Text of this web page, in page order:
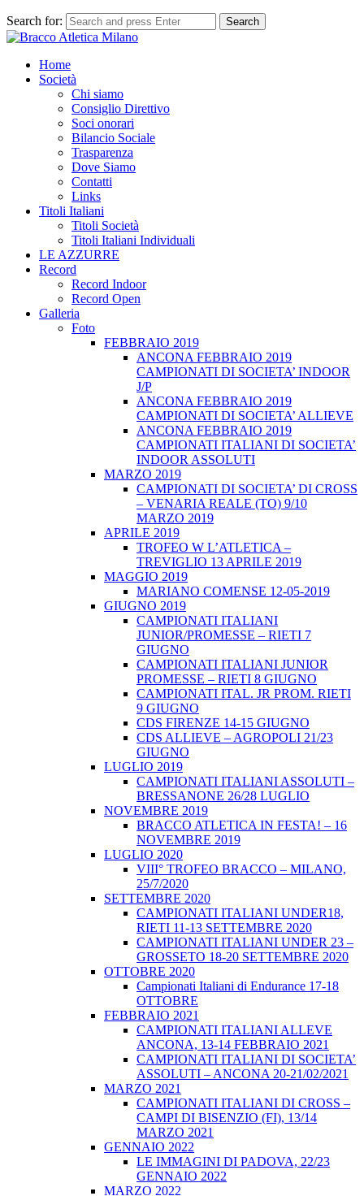
Search for: Search
Home
Società
Chi siamo
Consiglio Direttivo
Soci onorari
Bilancio Sociale
Trasparenza
Dove Siamo
Contatti
Links
Titoli Italiani
Titoli Società
Titoli Italiani Individuali
LE AZZURRE
Record
Record Indoor
Record Open
Galleria
Foto
FEBBRAIO 2019
ANCONA FEBBRAIO 2019
CAMPIONATI DI SOCIETA’ INDOOR
J/P
ANCONA FEBBRAIO 2019
CAMPIONATI DI SOCIETA’ ALLIEVE
ANCONA FEBBRAIO 2019
CAMPIONATI ITALIANI DI SOCIETA’
INDOOR ASSOLUTI
MARZO 2019
CAMPIONATI DI SOCIETA’ DI CROSS
– VENARIA REALE (TO) 9/10
MARZO 2019
APRILE 2019
TROFEO W L’ATLETICA –
TREVIGLIO 13 APRILE 2019
MAGGIO 2019
MARIANO COMENSE 12-05-2019
GIUGNO 2019
CAMPIONATI ITALIANI
JUNIOR/PROMESSE – RIETI 7
GIUGNO
CAMPIONATI ITALIANI JUNIOR
PROMESSE – RIETI 8 GIUGNO
CAMPIONATI ITAL. JR PROM. RIETI
9 GIUGNO
CDS FIRENZE 14-15 GIUGNO
CDS ALLIEVE – AGROPOLI 21/23
GIUGNO
LUGLIO 2019
CAMPIONATI ITALIANI ASSOLUTI –
BRESSANONE 26/28 LUGLIO
NOVEMBRE 2019
BRACCO ATLETICA IN FESTA! – 16
NOVEMBRE 2019
LUGLIO 2020
VIII° TROFEO BRACCO – MILANO,
25/7/2020
SETTEMBRE 2020
CAMPIONATI ITALIANI UNDER18,
RIETI 11-13 SETTEMBRE 2020
CAMPIONATI ITALIANI UNDER 23 –
GROSSETO 18-20 SETTEMBRE 2020
OTTOBRE 2020
Campionati Italiani di Endurance 17-18
OTTOBRE
FEBBRAIO 2021
CAMPIONATI ITALIANI ALLEVE
ANCONA, 13-14 FEBBRAIO 2021
CAMPIONATI ITALIANI DI SOCIETA’
ASSOLUTI – ANCONA 20-21/02/2021
MARZO 2021
CAMPIONATI ITALIANI DI CROSS –
CAMPI DI BISENZIO (FI), 13/14
MARZO 2021
GENNAIO 2022
LE IMMAGINI DI PADOVA, 22/23
GENNAIO 2022
MARZO 2022